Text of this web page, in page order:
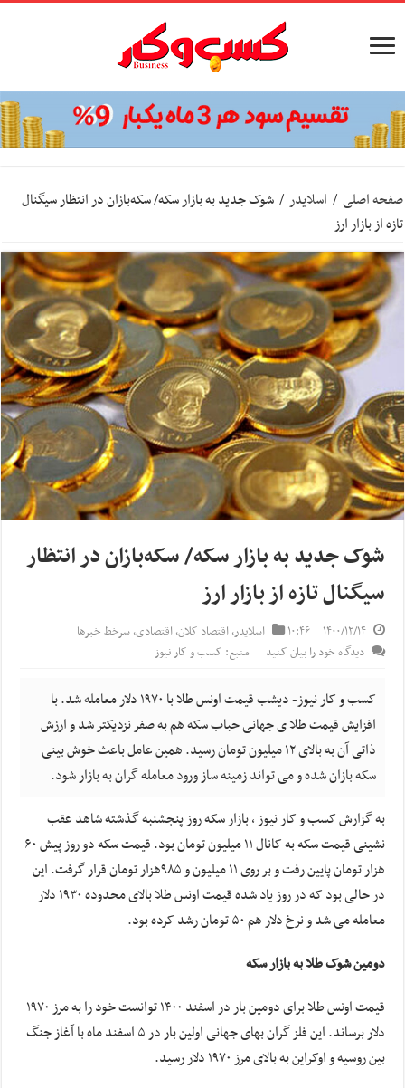
صفحه اصلی / اسلایدر / شوک جدید به بازار سکه/ سکه‌بازان در انتظار سیگنال
تازه از بازار ارز
شوک جدید به بازار سکه/ سکه‌بازان در انتظار
سیگنال تازه از بازار ارز
۱۴۰۰/۱۲/۱۴ ۱۰:۴۶ اسلایدر,اقتصاد کلان,اقتصادی,سرخط خبرها
دیدگاه خود را بیان کنید
منبع: کسب و کار نیوز
کسب و کار نیوز- دیشب قیمت اونس طلا با ۱۹۷۰ دلار معامله شد. با
افزایش قیمت طلا ی جهانی حباب سکه هم به صفر نزدیکتر شد و ارزش
ذاتی آن به بالای ۱۲ میلیون تومان رسید. همین عامل باعث خوش بینی
سکه بازان شده و می تواند زمینه ساز ورود معامله گران به بازار شود.
به گزارش کسب و کار نیوز ، بازار سکه روز پنجشنبه گذشته شاهد عقب
نشینی قیمت سکه به کانال ۱۱ میلیون تومان بود. قیمت سکه دو روز پیش ۶۰
هزار تومان پایین رفت و بر روی ۱۱ میلیون و ۹۸۵هزار تومان قرار گرفت. این
در حالی بود که در روز یاد شده قیمت اونس طلا بالای محدوده ۱۹۳۰ دلار
معامله می شد و نرخ دلار هم ۵۰ تومان رشد کرده بود.
دومین شوک طلا به بازار سکه
قیمت اونس طلا برای دومین بار در اسفند ۱۴۰۰ توانست خود را به مرز ۱۹۷۰
دلار برساند. این فلز گران بهای جهانی اولین بار در ۵ اسفند ماه با آغاز جنگ
بین روسیه و اوکراین به بالای مرز ۱۹۷۰ دلار رسید.